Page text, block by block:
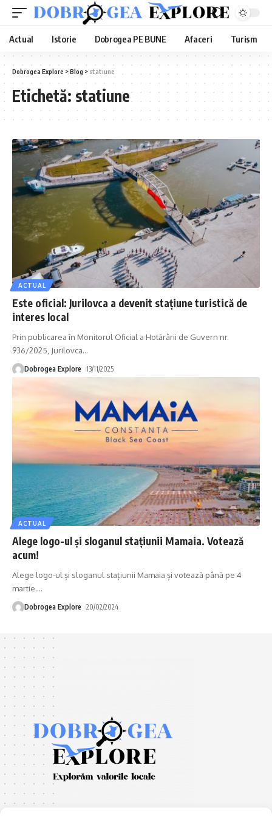
Actual Istorie Dobrogea PE BUNE Afaceri Turism
Dobrogea Explore >Blog > statiune
Etichetă: statiune
ACTUAL
Este oficial: Jurilovca a devenit stațiune turistică de
interes local
Prin publicarea în Monitorul Oficial a Hotărârii de Guvern nr.
936/2025, Jurilovca…
Dobrogea Explore 13/11/2025
ACTUAL
Alege logo-ul și sloganul stațiunii Mamaia. Votează
acum!
Alege logo-ul și sloganul stațiunii Mamaia și votează până pe 4
martie.…
Dobrogea Explore 20/02/2024